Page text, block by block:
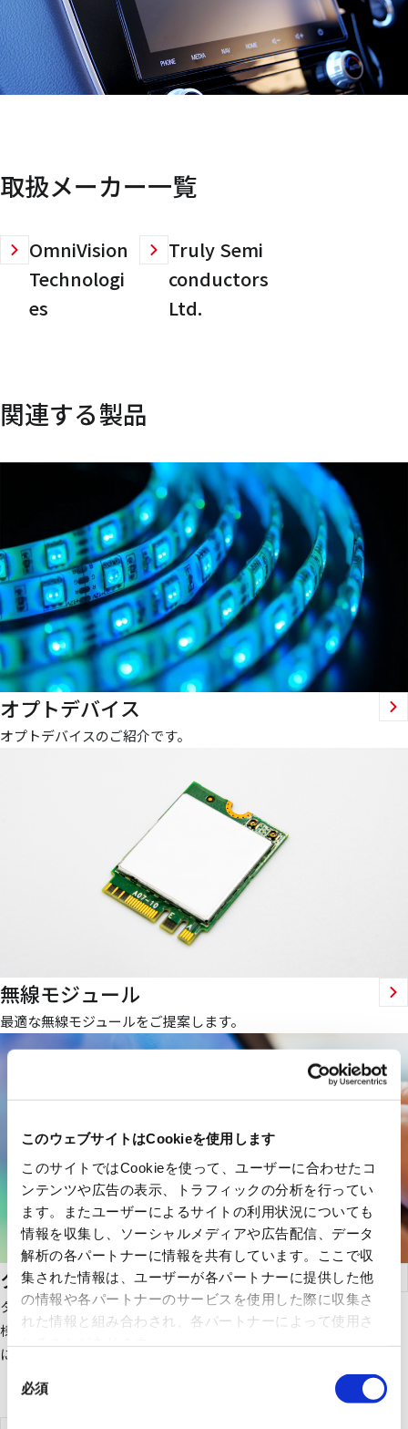
このウェブサイトはCookieを使用します
このサイトではCookieを使って、ユーザーに合わせたコ
ンテンツや広告の表示、トラフィックの分析を行ってい
ます。またユーザーによるサイトの利用状況についても
情報を収集し、ソーシャルメディアや広告配信、データ
解析の各パートナーに情報を共有しています。ここで収
集された情報は、ユーザーが各パートナーに提供した他
の情報や各パートナーのサービスを使用した際に収集さ
れた情報と組み合わされ、各パートナーによって使用さ
必須
取扱メーカー一覧
OmniVision
Technologi
es
Truly Semi
conductors
Ltd.
関連する製品
オプトデバイス
オプトデバイスのご紹介です。
無線モジュール
最適な無線モジュールをご提案します。
タッチパネル
タッチパネルは、直感的な操作性と精確な反応性を実現します。
様々なデバイスに対応し、ユーザーとのインタラクションを劇的
に向上させます。